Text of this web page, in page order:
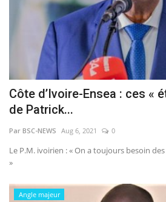
Côte d’Ivoire-Ensea : ces «
de Patrick...
Par BSC-NEWS Aug 6, 2021 0
Le P.M. ivoirien : « On a toujours besoin
»
Angle majeur